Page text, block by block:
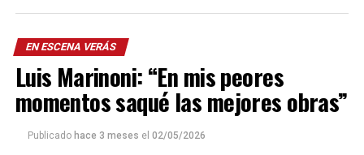
EN ESCENA VERÁS
Luis Marinoni: “En mis peores
momentos saqué las mejores obras”
Publicado hace 3 meses el 02/05/2026